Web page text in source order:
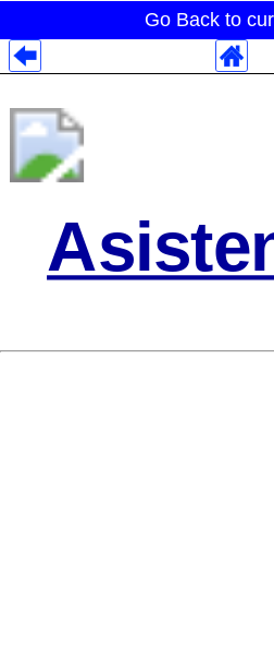
Go Back to
Despliegues Analytics
Despliegues Totales
Despliegues por Rubros